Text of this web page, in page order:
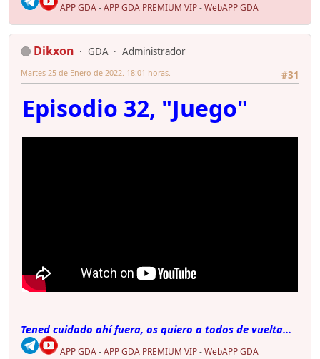
APP GDA-APP GDA PREMIUM VIP-WebAPP GDA
Dikxon GDA
Administrador
#31
Martes 25 de Enero de 2022. 18:01 horas.
Episodio 32, "Juego"
Tened cuidado ahí fuera, os quiero a todos de vuelta...
APP GDA-APP GDA PREMIUM VIP-WebAPP GDA